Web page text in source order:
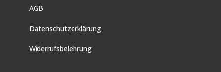
AGB
Datenschutzerklärung
Widerrufsbelehrung